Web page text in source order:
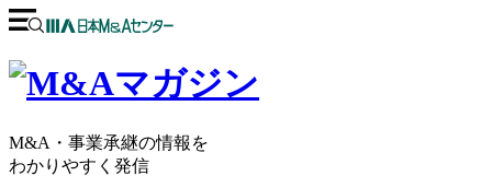
M&A・事業承継の情報を
わかりやすく発信